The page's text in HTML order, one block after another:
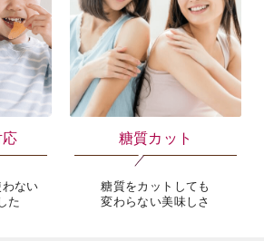
ない
た
糖質カット
糖質をカットしても
変わらない美味しさ